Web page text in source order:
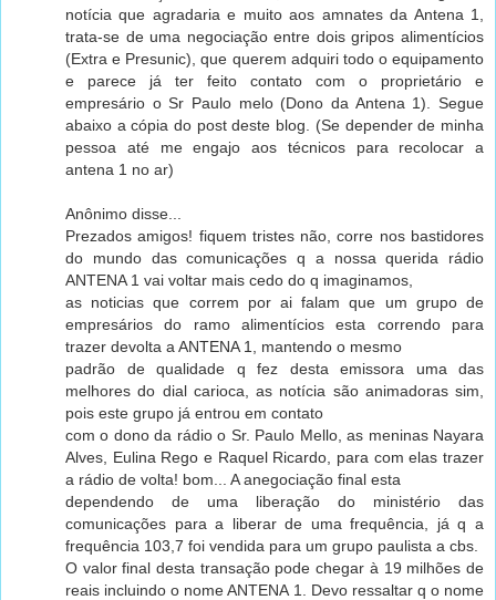
notícia que agradaria e muito aos amnates da Antena 1,
trata-se de uma negociação entre dois gripos alimentícios
(Extra e Presunic), que querem adquiri todo o equipamento
e parece já ter feito contato com o proprietário e
empresário o Sr Paulo melo (Dono da Antena 1). Segue
abaixo a cópia do post deste blog. (Se depender de minha
pessoa até me engajo aos técnicos para recolocar a
antena 1 no ar)
Anônimo disse...
Prezados amigos! fiquem tristes não, corre nos bastidores
do mundo das comunicações q a nossa querida rádio
ANTENA 1 vai voltar mais cedo do q imaginamos,
as noticias que correm por ai falam que um grupo de
empresários do ramo alimentícios esta correndo para
trazer devolta a ANTENA 1, mantendo o mesmo
padrão de qualidade q fez desta emissora uma das
melhores do dial carioca, as notícia são animadoras sim,
pois este grupo já entrou em contato
com o dono da rádio o Sr. Paulo Mello, as meninas Nayara
Alves, Eulina Rego e Raquel Ricardo, para com elas trazer
a rádio de volta! bom... A anegociação final esta
dependendo de uma liberação do ministério das
comunicações para a liberar de uma frequência, já q a
frequência 103,7 foi vendida para um grupo paulista a cbs.
O valor final desta transação pode chegar à 19 milhões de
reais incluindo o nome ANTENA 1. Devo ressaltar q o nome